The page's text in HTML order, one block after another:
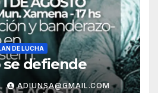
DE LUCHA
defiende
ADIUNSA@GMAIL.COM